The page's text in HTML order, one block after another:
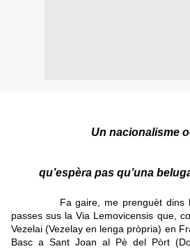
Un nacionalisme
qu’espèra pas qu’una
Fa gaire, me prenguèt dins
passes sus la Via Lemovicensis que,
Vezelai (Vezelay en lenga pròpria) en
Basc a Sant Joan al Pè del Pòrt